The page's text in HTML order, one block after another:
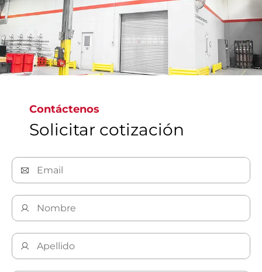
Las instalaciones estériles de vanguardia de Bray
facilitan limpieza precisa de Clase 6 a Clase 9 de
conformidad con las normas ISO en todo el
mundo, y allí se limpian, inspeccionan,
empaquetan y etiquetan válvulas para cumplir las
normas mundiales más rigurosas y garantizar el
suministro de válvulas no contaminadas.
Contáctenos
Solicitar cotización